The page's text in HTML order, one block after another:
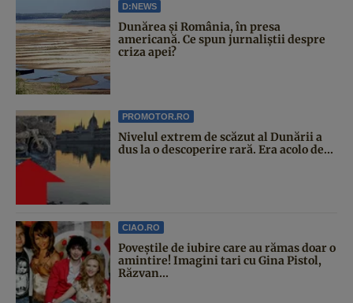
D:NEWS
Dunărea și România, în presa
americană. Ce spun jurnaliștii despre
criza apei?
PROMOTOR.RO
Nivelul extrem de scăzut al Dunării a
dus la o descoperire rară. Era acolo de...
CIAO.RO
Poveştile de iubire care au rămas doar o
amintire! Imagini tari cu Gina Pistol,
Răzvan...